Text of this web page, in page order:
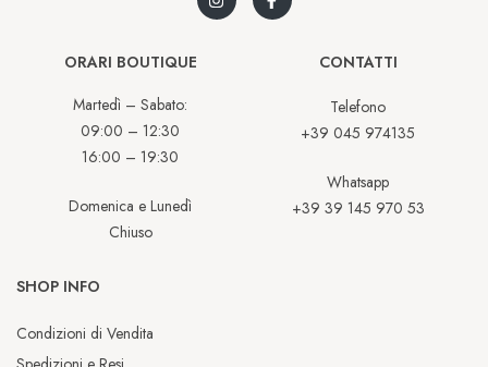
ORARI BOUTIQUE
Martedì – Sabato:
09:00 – 12:30
16:00 – 19:30
Domenica e Lunedì
Chiuso
CONTATTI
Telefono
+39 045 974135
Whatsapp
+39 39 145 970 53
SHOP INFO
Condizioni di Vendita